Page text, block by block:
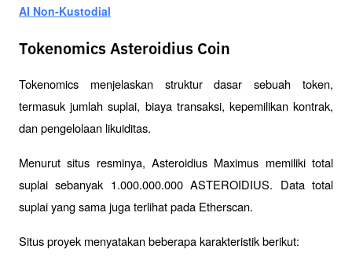
AI Non-Kustodial
Tokenomics Asteroidius Coin
Tokenomics menjelaskan struktur dasar sebuah token,
termasuk jumlah suplai, biaya transaksi, kepemilikan kontrak,
dan pengelolaan likuiditas.
Menurut situs resminya, Asteroidius Maximus memiliki total
suplai sebanyak 1.000.000.000 ASTEROIDIUS. Data total
suplai yang sama juga terlihat pada Etherscan.
Situs proyek menyatakan beberapa karakteristik berikut: